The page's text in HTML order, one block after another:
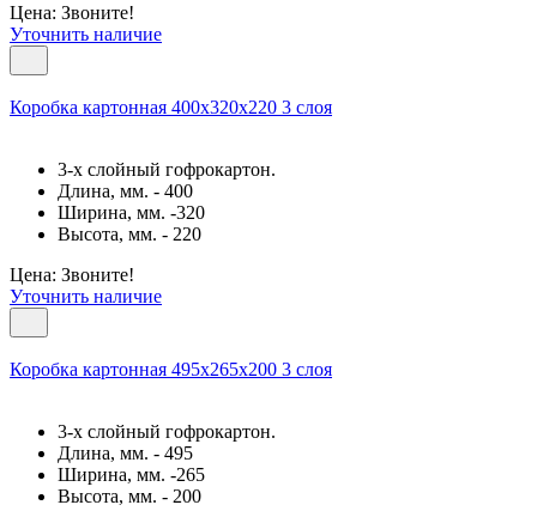
Цена: Звоните!
Уточнить наличие
Коробка картонная 400х320х220 3 слоя
3-х слойный гофрокартон.
Длина, мм. - 400
Ширина, мм. -320
Высота, мм. - 220
Цена: Звоните!
Уточнить наличие
Коробка картонная 495x265x200 3 слоя
3-х слойный гофрокартон.
Длина, мм. - 495
Ширина, мм. -265
Высота, мм. - 200